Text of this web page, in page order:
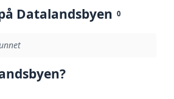
Datalandsbyen 0